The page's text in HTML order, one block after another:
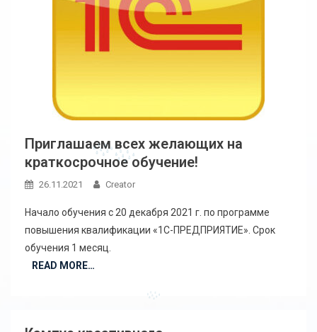
Приглашаем всех желающих на
краткосрочное обучение!
26.11.2021 Creator
Начало обучения с 20 декабря 2021 г. по программе
повышения квалификации «1С-ПРЕДПРИЯТИЕ». Срок
обучения 1 месяц.
READ MORE…